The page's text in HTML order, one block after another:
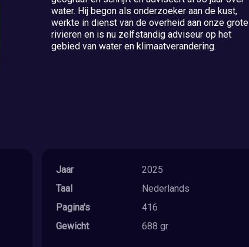
water. Hij begon als onderzoeker aan de kust,
werkte in dienst van de overheid aan onze grote
rivieren en is nu zelfstandig adviseur op het
gebied van water en klimaatverandering.
Jaar
2025
Taal
Nederlands
Pagina's
416
Gewicht
688 gr